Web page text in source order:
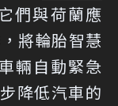
們與荷蘭應
將輪胎智慧
輛自動緊急
降低汽車的